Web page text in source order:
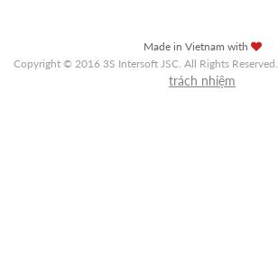
Made in Vietnam with
Copyright © 2016 3S Intersoft JSC. All Rights Reserved.
trách nhiệm